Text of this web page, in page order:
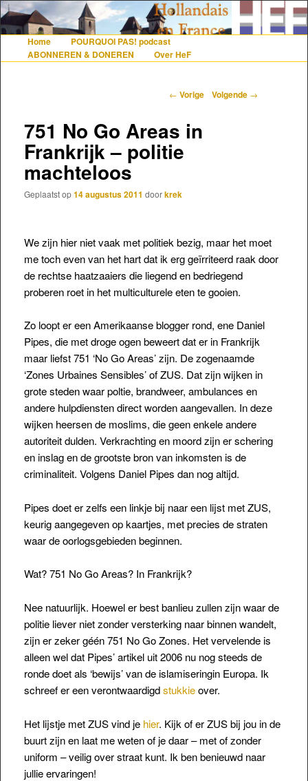
De gezelligste website voor Nederlanders die iets met Frankrijk hebben
HoofdmenuSpring naar de primaire inhoud
Spring naar de secundaire inhoud
Home
POURQUOI PAS! podcast
ABONNEREN & DONEREN
Over HeF
Berichtnavigatie
← Vorige Volgende →
751 No Go Areas in
Frankrijk – politie
machteloos
Geplaatst op14 augustus 2011 doorkrek
We zijn hier niet vaak met politiek bezig, maar het moet
me toch even van het hart dat ik erg geïrriteerd raak door
de rechtse haatzaaiers die liegend en bedriegend
proberen roet in het multiculturele eten te gooien.
Zo loopt er een Amerikaanse blogger rond, ene Daniel
Pipes, die met droge ogen beweert dat er in Frankrijk
maar liefst 751 ‘No Go Areas’ zijn. De zogenaamde
‘Zones Urbaines Sensibles’ of ZUS. Dat zijn wijken in
grote steden waar poltie, brandweer, ambulances en
andere hulpdiensten direct worden aangevallen. In deze
wijken heersen de moslims, die geen enkele andere
autoriteit dulden. Verkrachting en moord zijn er schering
en inslag en de grootste bron van inkomsten is de
criminaliteit. Volgens Daniel Pipes dan nog altijd.
Pipes doet er zelfs een linkje bij naar een lijst met ZUS,
keurig aangegeven op kaartjes, met precies de straten
waar de oorlogsgebieden beginnen.
Wat? 751 No Go Areas? In Frankrijk?
Nee natuurlijk. Hoewel er best banlieu zullen zijn waar de
politie liever niet zonder versterking naar binnen wandelt,
zijn er zeker géén 751 No Go Zones. Het vervelende is
alleen wel dat Pipes’ artikel uit 2006 nu nog steeds de
ronde doet als ‘bewijs’ van de islamiseringin Europa. Ik
schreef er een verontwaardigdstukkieover.
Het lijstje met ZUS vind je hier. Kijk of er ZUS bij jou in de
buurt zijn en laat me weten of je daar – met of zonder
uniform – veilig over straat kunt. Ik ben benieuwd naar
jullie ervaringen!